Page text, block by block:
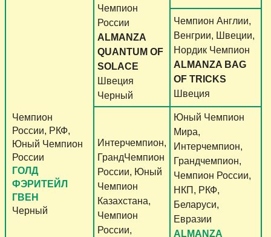
Чемпион
России, РКФ,
Юный Чемпион
России
ГОЛД
ФЭРИТЕЙЛ
ГВЕН
Черный
Чемпион
России
ALMANZA
QUANTUM OF
SOLACE
Швеция
Черный
Чемпион Англии,
Венгрии, Швеции,
Нордик Чемпион
ALMANZA BAG
OF TRICKS
Швеция
Интерчемпион,
ГрандЧемпион
России, Юный
Чемпион
Казахстана,
Чемпион
России,
Юный Чемпион
Мира,
Интерчемпион,
Грандчемпион,
Чемпион России,
НКП, РКФ,
Беларуси,
Евразии
ALMANZA